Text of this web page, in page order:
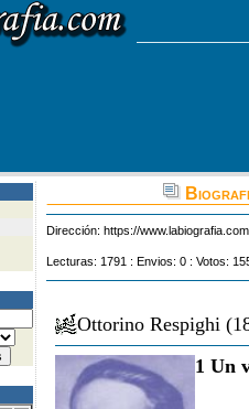
Dirección: https://
Lecturas: 1791 : Envios: 0 : Votos:
Ottorino Respighi
1 Un